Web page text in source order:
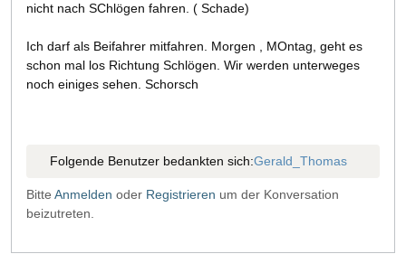
nicht nach SChlögen fahren. ( Schade)
Ich darf als Beifahrer mitfahren. Morgen , MOntag, geht es
schon mal los Richtung Schlögen. Wir werden unterweges
noch einiges sehen. Schorsch
Folgende Benutzer bedankten sich:Gerald_Thomas
Bitte Anmelden oder Registrieren um der Konversation
beizutreten.